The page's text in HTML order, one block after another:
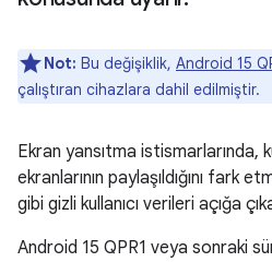
Not: Bu değişiklik, Android 15
çalıştıran cihazlara dahil edilmiştir.
Ekran yansıtma istismarlarında,
ekranlarının paylaşıldığını fark
gibi gizli kullanıcı verileri açığa
Android 15 QPR1 veya sonraki